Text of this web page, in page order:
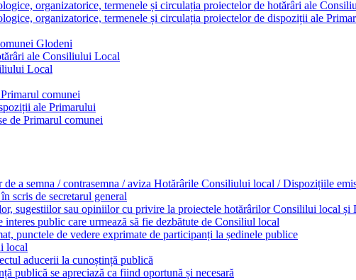
organizatorice, termenele și circulația proiectelor de hotărâri ale
organizatorice, termenele și circulația proiectelor de dispoziții ale
Glodeni
ale Consiliului Local
Local
comunei
ale Primarului
de Primarul comunei
a semna / contrasemna / aviza Hotărârile Consiliului local / Dispozițiile
scris de secretarul general
sugestiilor sau opiniilor cu privire la proiectele hotărârilor Consililui local
public care urmează să fie dezbătute de Consiliul local
punctele de vedere exprimate de participanți la ședinele publice
local
aducerii la cunoștință publică
publică se apreciază ca fiind oportună și necesară